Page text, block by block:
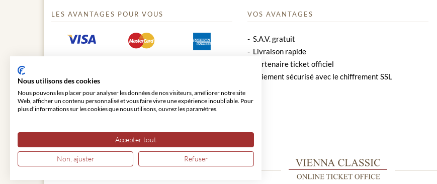
LES AVANTAGES POUR VOUS VOS AVANTAGES
S.A.V. gratuit
Livraison rapide
Partenaire ticket officiel
Paiement sécurisé avec le chiffrement SSL
Nous utilisons des cookies
Nous pouvons les placer pour analyser les données de nos visiteurs, améliorer notre site
Web, afficher un contenu personnalisé et vous faire vivre une expérience inoubliable. Pour
plus d'informations sur les cookies que nous utilisons, ouvrez les paramètres.
Accepter tout
Non, ajuster Refuser